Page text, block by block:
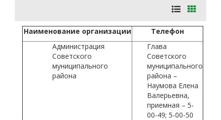
Наименование организации
Телефон
Администрация
Советского
муниципального
района
Глава
Советского
муниципального
района –
Наумова Елена
Валерьевна,
приемная – 5-
00-49; 5-00-50